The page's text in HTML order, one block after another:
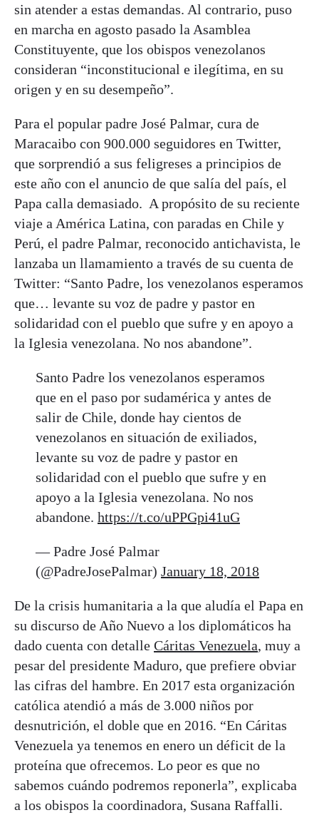
sin atender a estas demandas. Al contrario, puso
en marcha en agosto pasado la Asamblea
Constituyente, que los obispos venezolanos
consideran “inconstitucional e ilegítima, en su
origen y en su desempeño”.
Para el popular padre José Palmar, cura de
Maracaibo con 900.000 seguidores en Twitter,
que sorprendió a sus feligreses a principios de
este año con el anuncio de que salía del país, el
Papa calla demasiado. A propósito de su reciente
viaje a América Latina, con paradas en Chile y
Perú, el padre Palmar, reconocido antichavista, le
lanzaba un llamamiento a través de su cuenta de
Twitter: “Santo Padre, los venezolanos esperamos
que… levante su voz de padre y pastor en
solidaridad con el pueblo que sufre y en apoyo a
la Iglesia venezolana. No nos abandone”.
Santo Padre los venezolanos esperamos
que en el paso por sudamérica y antes de
salir de Chile, donde hay cientos de
venezolanos en situación de exiliados,
levante su voz de padre y pastor en
solidaridad con el pueblo que sufre y en
apoyo a la Iglesia venezolana. No nos
abandone. https://t.co/uPPGpi41uG
— Padre José Palmar
(@PadreJosePalmar) January 18, 2018
De la crisis humanitaria a la que aludía el Papa en
su discurso de Año Nuevo a los diplomáticos ha
dado cuenta con detalle Cáritas Venezuela, muy a
pesar del presidente Maduro, que prefiere obviar
las cifras del hambre. En 2017 esta organización
católica atendió a más de 3.000 niños por
desnutrición, el doble que en 2016. “En Cáritas
Venezuela ya tenemos en enero un déficit de la
proteína que ofrecemos. Lo peor es que no
sabemos cuándo podremos reponerla”, explicaba
a los obispos la coordinadora, Susana Raffalli.